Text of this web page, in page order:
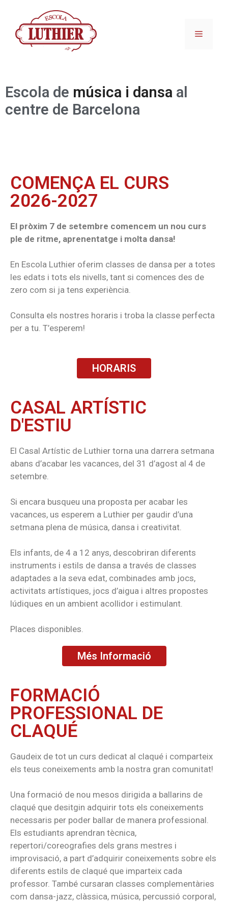
Escola de música i dansa al
centre de Barcelona
COMENÇA EL CURS
2026-2027
El pròxim 7 de setembre comencem un nou curs
ple de ritme, aprenentatge i molta dansa!
En Escola Luthier oferim classes de dansa per a totes
les edats i tots els nivells, tant si comences des de
zero com si ja tens experiència.
Consulta els nostres horaris i troba la classe perfecta
per a tu. T’esperem!
HORARIS
CASAL ARTÍSTIC
D'ESTIU
El Casal Artístic de Luthier torna una darrera setmana
abans d’acabar les vacances, del 31 d’agost al 4 de
setembre.
Si encara busqueu una proposta per acabar les
vacances, us esperem a Luthier per gaudir d’una
setmana plena de música, dansa i creativitat.
Els infants, de 4 a 12 anys, descobriran diferents
instruments i estils de dansa a través de classes
adaptades a la seva edat, combinades amb jocs,
activitats artístiques, jocs d’aigua i altres propostes
lúdiques en un ambient acollidor i estimulant.
Places disponibles.
Més Informació
FORMACIÓ
PROFESSIONAL DE
CLAQUÉ
Gaudeix de tot un curs dedicat al claqué i comparteix
els teus coneixements amb la nostra gran comunitat!
Una formació de nou mesos dirigida a ballarins de
claqué que desitgin adquirir tots els coneixements
necessaris per poder ballar de manera professional.
Els estudiants aprendran tècnica,
repertori/coreografies dels grans mestres i
improvisació, a part d’adquirir coneixements sobre els
diferents estils de claqué que imparteix cada
professor. També cursaran classes complementàries
com dansa-jazz, clàssica, música, percussió corporal,